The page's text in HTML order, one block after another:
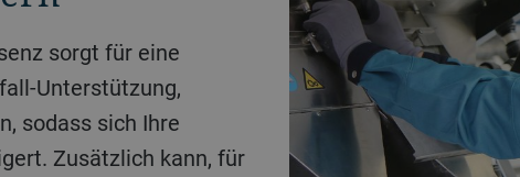
sorgt für eine
Unterstützung,
sodass sich Ihre
Zusätzlich kann, für